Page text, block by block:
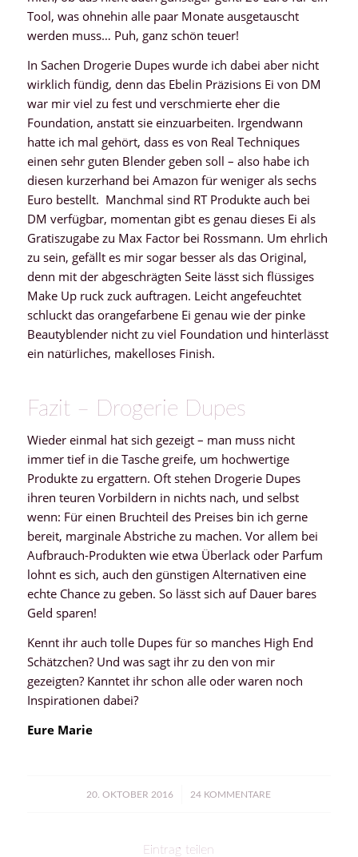
Tool, was ohnehin alle paar Monate ausgetauscht
werden muss… Puh, ganz schön teuer!
In Sachen Drogerie Dupes wurde ich dabei aber nicht
wirklich fündig, denn das Ebelin Präzisions Ei von DM
war mir viel zu fest und verschmierte eher die
Foundation, anstatt sie einzuarbeiten. Irgendwann
hatte ich mal gehört, dass es von Real Techniques
einen sehr guten Blender geben soll – also habe ich
diesen kurzerhand bei Amazon für weniger als sechs
Euro bestellt. Manchmal sind RT Produkte auch bei
DM verfügbar, momentan gibt es genau dieses Ei als
Gratiszugabe zu Max Factor bei Rossmann. Um ehrlich
zu sein, gefällt es mir sogar besser als das Original,
denn mit der abgeschrägten Seite lässt sich flüssiges
Make Up ruck zuck auftragen. Leicht angefeuchtet
schluckt das orangefarbene Ei genau wie der pinke
Beautyblender nicht zu viel Foundation und hinterlässt
ein natürliches, makelloses Finish.
Fazit – Drogerie Dupes
Wieder einmal hat sich gezeigt – man muss nicht
immer tief in die Tasche greife, um hochwertige
Produkte zu ergattern. Oft stehen Drogerie Dupes
ihren teuren Vorbildern in nichts nach, und selbst
wenn: Für einen Bruchteil des Preises bin ich gerne
bereit, marginale Abstriche zu machen. Vor allem bei
Aufbrauch-Produkten wie etwa Überlack oder Parfum
lohnt es sich, auch den günstigen Alternativen eine
echte Chance zu geben. So lässt sich auf Dauer bares
Geld sparen!
Kennt ihr auch tolle Dupes für so manches High End
Schätzchen? Und was sagt ihr zu den von mir
gezeigten? Kanntet ihr schon alle oder waren noch
Inspirationen dabei?
Eure Marie
20. OKTOBER 2016
/ 24 KOMMENTARE
Eintrag teilen